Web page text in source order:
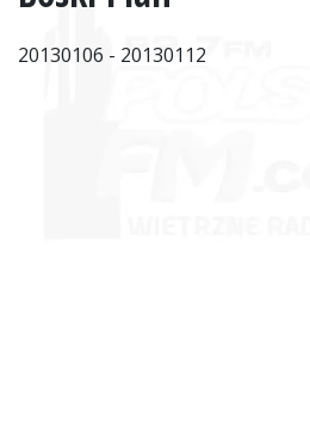
20130106 - 20130112